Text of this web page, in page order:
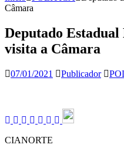
Câmara
Deputado
visita a Câmara
07/01/2021 Publicador
CIANORTE